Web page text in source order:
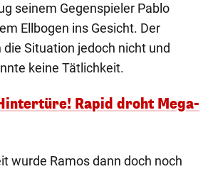
seinem Gegenspieler Pablo
Ellbogen ins Gesicht. Der
Situation jedoch nicht und
keine Tätlichkeit.
Rapid droht Mega-
wurde Ramos dann doch noch